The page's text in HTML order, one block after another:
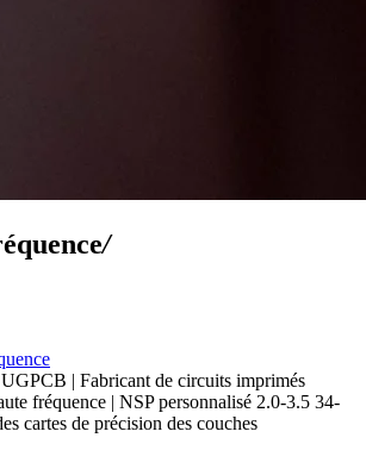
/
| Fabricant de circuits imprimés
fréquence | NSP personnalisé 2.0-3.5 34-
cartes de précision des couches